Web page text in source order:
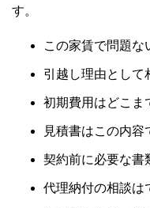
す。
この家賃で問題な
引越し理由として
初期費用はどこま
見積書はこの内容
契約前に必要な書
代理納付の相談は